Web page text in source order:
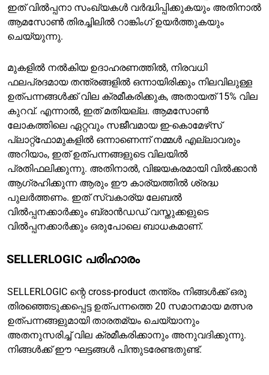
ഇത് വിൽപ്പനാ സംഖ്യകൾ വർദ്ധിപ്പിക്കുകയും അതിനാൽ
ആമസോൺ തിരച്ചിലിൽ റാങ്കിംഗ് ഉയർത്തുകയും
ചെയ്യുന്നു.
മുകളിൽ നൽകിയ ഉദാഹരണത്തിൽ, നിരവധി
ഫലപ്രദമായ തന്ത്രങ്ങളിൽ ഒന്നായിരിക്കും നിലവിലുള്ള
ഉത്പന്നങ്ങൾക്ക് വില ക്രമീകരിക്കുക, അതായത് 15% വില
കുറവ്. എന്നാൽ, ഇത് മതിയല്ല. ആമസോൺ
ലോകത്തിലെ ഏറ്റവും സജീവമായ ഇ-കൊമേഴ്‌സ്
പ്ലാറ്റ്ഫോമുകളിൽ ഒന്നാണെന്ന് നമ്മൾ എല്ലാവരും
അറിയാം, ഇത് ഉത്പന്നങ്ങളുടെ വിലയിൽ
പ്രതിഫലിക്കുന്നു. അതിനാൽ, വിജയകരമായി വിൽക്കാൻ
ആഗ്രഹിക്കുന്ന ആരും ഈ കാര്യത്തിൽ ശ്രദ്ധ
പുലർത്തണം. ഇത് സ്വകാര്യ ലേബൽ
വിൽപ്പനക്കാർക്കും ബ്രാൻഡഡ് വസ്തുക്കളുടെ
വിൽപ്പനക്കാർക്കും ഒരുപോലെ ബാധകമാണ്.
SELLERLOGIC പരിഹാരം
SELLERLOGIC ന്റെ cross-product തന്ത്രം നിങ്ങൾക്ക് ഒരു
തിരഞ്ഞെടുക്കപ്പെട്ട ഉത്പന്നത്തെ 20 സമാനമായ മത്സര
ഉത്പന്നങ്ങളുമായി താരതമ്യം ചെയ്യാനും
അതനുസരിച്ച് വില ക്രമീകരിക്കാനും അനുവദിക്കുന്നു.
നിങ്ങൾക്ക് ഈ ഘട്ടങ്ങൾ പിന്തുടരേണ്ടതുണ്ട്.